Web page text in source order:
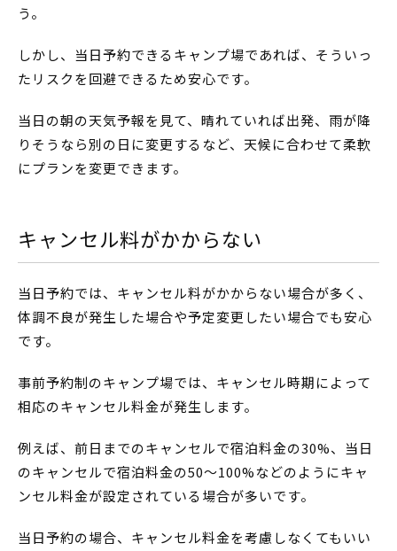
う。
しかし、当日予約できるキャンプ場であれば、そういっ
たリスクを回避できるため安心です。
当日の朝の天気予報を見て、晴れていれば出発、雨が降
りそうなら別の日に変更するなど、天候に合わせて柔軟
にプランを変更できます。
キャンセル料がかからない
当日予約では、キャンセル料がかからない場合が多く、
体調不良が発生した場合や予定変更したい場合でも安心
です。
事前予約制のキャンプ場では、キャンセル時期によって
相応のキャンセル料金が発生します。
例えば、前日までのキャンセルで宿泊料金の30%、当日
のキャンセルで宿泊料金の50〜100%などのようにキャ
ンセル料金が設定されている場合が多いです。
当日予約の場合、キャンセル料金を考慮しなくてもいい